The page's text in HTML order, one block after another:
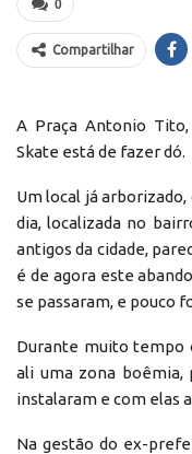
0
Compartilhar
A Praça Antonio
Skate está de fazer dó.
Um local já
dia, localizada no
antigos da cidade,
é de agora este
se passaram, e pouco
Durante muito tempo
ali uma zona boêmia,
instalaram e com elas
Na gestão do ex-